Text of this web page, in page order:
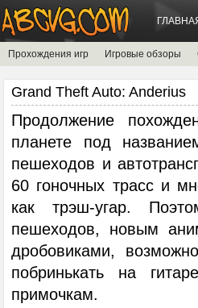
Прохождения игр Игровые обзоры
Grand Theft Auto: Anderius
Продолжение
планете под
пешеходов и
60 гоночных трасс и
как трэш-угар.
пешеходов, новым
дробовиками,
побринькать на
примочкам.